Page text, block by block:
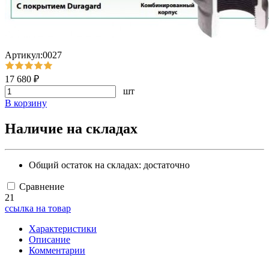
Артикул:0027
17 680 ₽
шт
В корзину
Наличие на складах
Общий остаток на складах: достаточно
Сравнение
21
ссылка на товар
Характеристики
Описание
Комментарии